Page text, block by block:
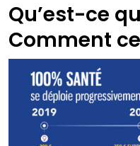
Qu’est-ce
Comment